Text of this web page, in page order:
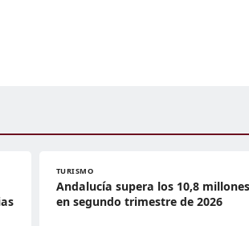
TURISMO
Andalucía supera los 10,8
en segundo trimestre de 2026